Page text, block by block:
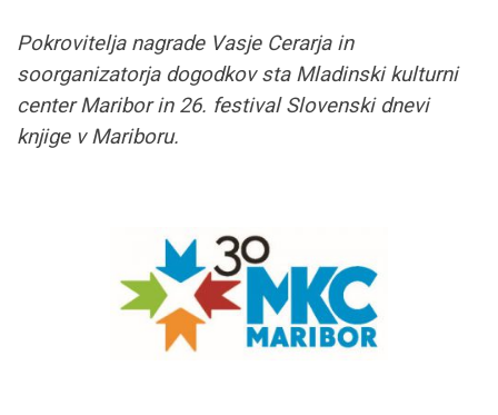
Pokrovitelja nagrade Vasje Cerarja in
soorganizatorja dogodkov sta Mladinski kulturni
center Maribor in 26. festival Slovenski dnevi
knjige v Mariboru.